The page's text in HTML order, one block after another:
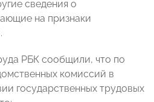
сведения о
на признаки
РБК сообщили, что по
комиссий в
государственных трудовых